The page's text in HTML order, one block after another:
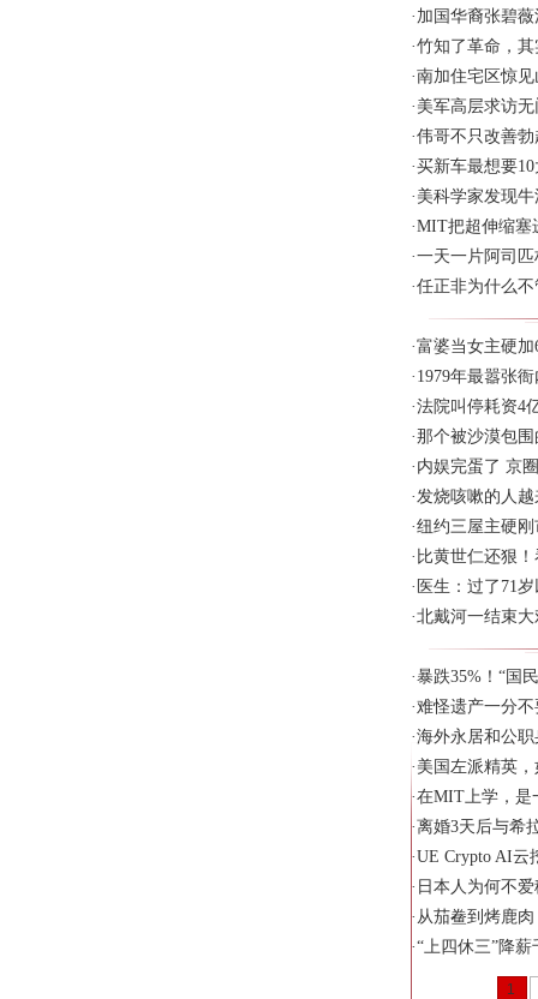
· 加国华裔张碧
·竹知了革命，
·南加住宅区惊
· 美军高层求访
·伟哥不只改善
·买新车最想要
· 美科学家发现
·MIT把超伸缩塞
·一天一片阿司
·任正非为什么
·富婆当女主硬
· 1979年最嚣张
·法院叫停耗资4
·那个被沙漠包
· 内娱完蛋了 京
·发烧咳嗽的人
·纽约三屋主硬
· 比黄世仁还狠
· 医生：过了71
·北戴河一结束
·暴跌35%！“国
·难怪遗产一分
·海外永居和公
· 美国左派精英
·在MIT上学，是
·离婚3天后与希
·UE Crypto AI云
· 日本人为何不
· 从茄鲞到烤鹿
·“上四休三”降
1